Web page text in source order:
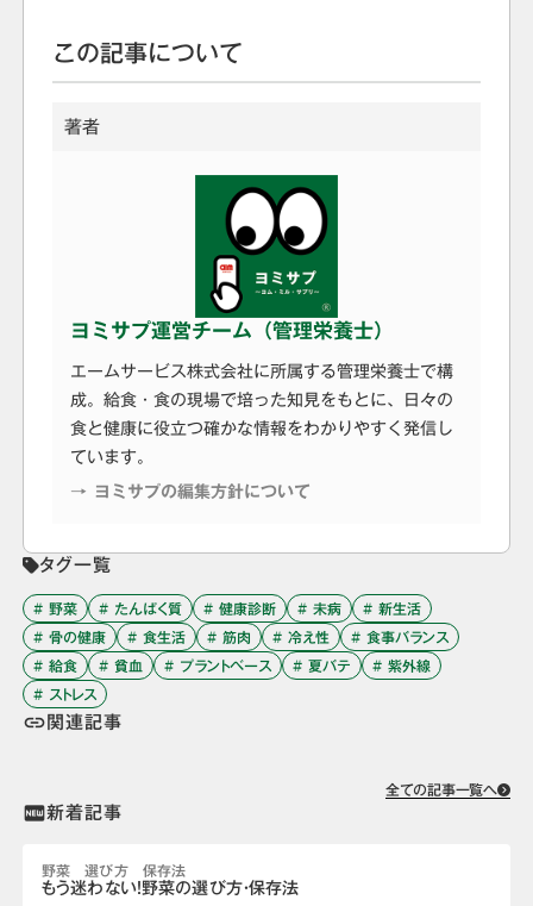
この記事について
著者
ヨミサプ運営チーム（管理栄養士）
エームサービス株式会社に所属する管理栄養士で構
成。給食・食の現場で培った知見をもとに、日々の
食と健康に役立つ確かな情報をわかりやすく発信し
ています。
→ ヨミサプの編集方針について
タグ一覧
# 野菜 # たんぱく質 # 健康診断 # 未病
# 新生活
# 骨の健康
# 食生活 # 筋肉 # 冷え性
# 食事バランス
# 給食
# 貧血 # プラントベース # 夏バテ
# 紫外線
# ストレス
link関連記事
全ての記事一覧へ
fiber_new新着記事
野菜 選び方 保存法
もう迷わない！野菜の選び方・保存法